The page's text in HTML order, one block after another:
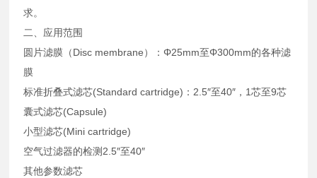
求。
二、应用范围
圆片滤膜（Disc membrane）：Φ25mm至Φ300mm的各种滤
膜
标准折叠式滤芯(Standard cartridge)：2.5″至40″，1芯至9芯
囊式滤芯(Capsule)
小型滤芯(Mini cartridge)
空气过滤器的检测2.5″至40″
其他参数滤芯